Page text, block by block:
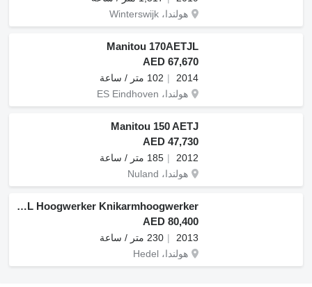
هولندا، Winterswijk
Manitou 170AETJL
AED 67,670
2014
102 متر / ساعة
هولندا، ES Eindhoven
Manitou 150 AETJ
AED 47,730
2012
185 متر / ساعة
هولندا، Nuland
Manitou 170AETJ L Hoogwerker Knikarmhoogwerker
AED 80,400
2013
230 متر / ساعة
هولندا، Hedel